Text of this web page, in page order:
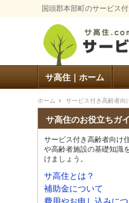
国頭郡本部町のサービス
サ高住｜ホーム
ホーム サービス付き高齢者向
サ高住のお役立ちガ
サービス付き高齢者向け
や高齢者施設の基礎知識
けましょう。
サ高住とは？
補助金について